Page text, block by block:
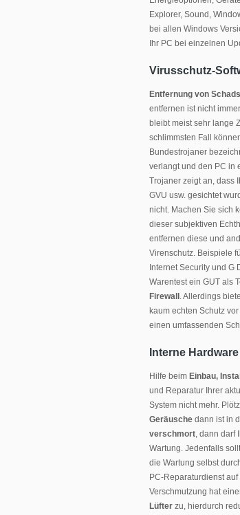
Explorer, Sound,
bei allen Windows
Ihr PC bei einzelnen
Virusschutz-
Entfernung von
entfernen ist nicht
bleibt meist sehr lange
schlimmsten Fall
Bundestrojaner
verlangt und den PC in
Trojaner zeigt an, dass
GVU usw. gesichtet
nicht. Machen Sie sich
dieser subjektiven
entfernen diese und
Virenschutz. Beispiele
Internet Security und G
Warentest ein GUT als
Firewall . Allerdings
kaum echten Schutz
einen umfassenden
Interne Hardware
Hilfe beim Einbau,
und Reparatur Ihrer
System nicht mehr.
Geräusche dann ist in
verschmort, dann darf
Wartung. Jedenfalls
die Wartung selbst
PC-Reparaturdienst
Verschmutzung hat
Lüfter zu, hierdurch